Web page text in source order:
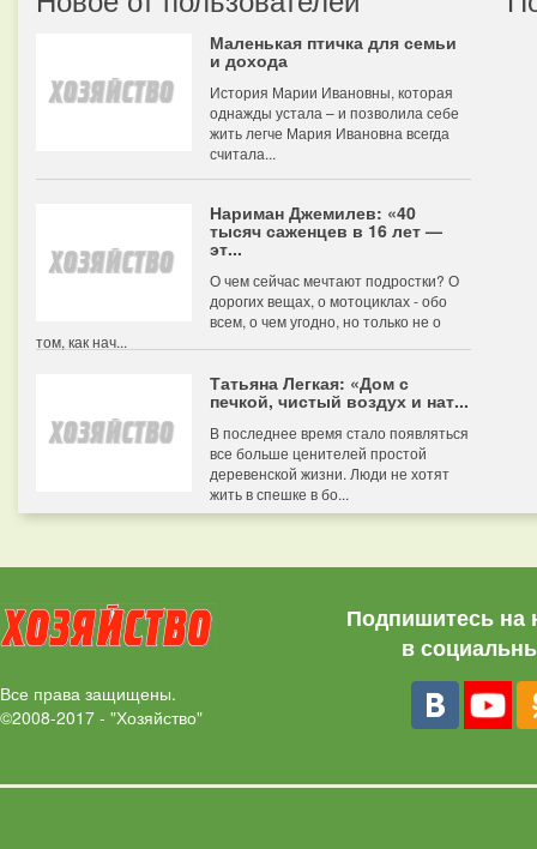
Маленькая птичка для семьи
и дохода
История Марии Ивановны, которая
однажды устала – и позволила себе
жить легче Мария Ивановна всегда
считала...
Нариман Джемилев: «40
тысяч саженцев в 16 лет —
эт...
О чем сейчас мечтают подростки? О
дорогих вещах, о мотоциклах - обо
всем, о чем угодно, но только не о
том, как нач...
Татьяна Легкая: «Дом с
печкой, чистый воздух и нат...
В последнее время стало появляться
все больше ценителей простой
деревенской жизни. Люди не хотят
жить в спешке в бо...
Все права защищены.
©2008-2017 - "Хозяйство"
Подпишитесь на
в